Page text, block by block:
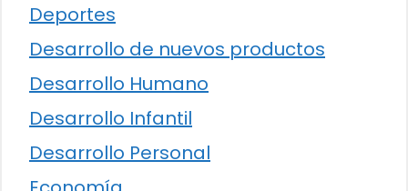
Deportes
Desarrollo de nuevos productos
Desarrollo Humano
Desarrollo Infantil
Desarrollo Personal